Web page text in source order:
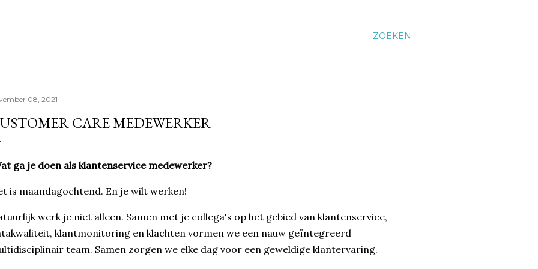
ZOEKEN
08, 2021
CARE MEDEWERKER
ga je doen als klantenservice medewerker?
is maandagochtend. En je wilt werken!
werk je niet alleen. Samen met je collega's op het gebied van klantenservice,
klantmonitoring en klachten vormen we een nauw geïntegreerd
team. Samen zorgen we elke dag voor een geweldige klantervaring.